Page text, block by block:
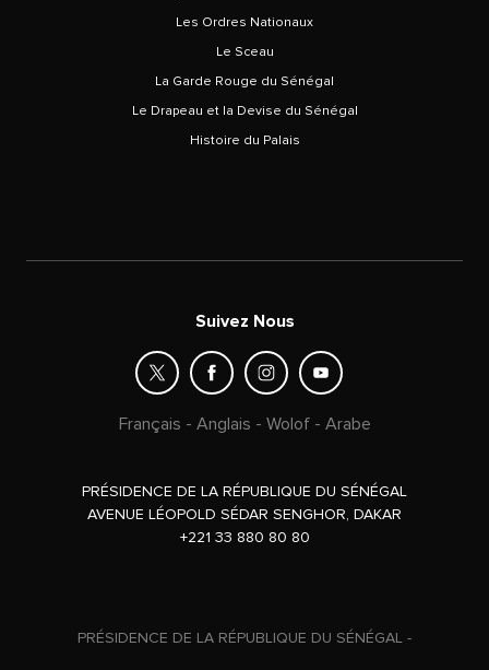
Les Ordres Nationaux
Le Sceau
La Garde Rouge du Sénégal
Le Drapeau et la Devise du Sénégal
Histoire du Palais
Suivez Nous
Français - Anglais - Wolof- Arabe
PRÉSIDENCE DE LA RÉPUBLIQUE DU SÉNÉGAL
AVENUE LÉOPOLD SÉDAR SENGHOR, DAKAR
+221 33 880 80 80
PRÉSIDENCE DE LA RÉPUBLIQUE DU SÉNÉGAL -